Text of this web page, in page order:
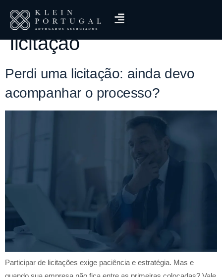
Tag:convocação em
licitação
Perdi uma licitação: ainda devo
acompanhar o processo?
Participar de licitações exige paciência e estratégia. Mas e